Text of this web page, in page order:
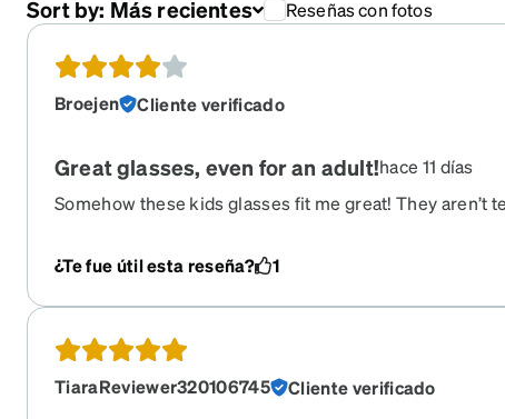
Sort by: Más recientes Reseñas con fotos
Broejen Cliente verificado
Great glasses, even for an adult!hace 11 días
Somehow these kids glasses fit me great! They aren’t
I’d continue looking. We don’t have insurance so it’s
progressive glasses under $150.
¿Te fue útil esta reseña? 1
TiaraReviewer320106745 Cliente verificado